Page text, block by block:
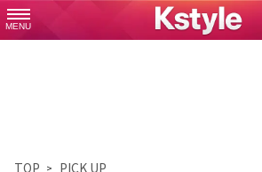
MENU
TOP PICK UP